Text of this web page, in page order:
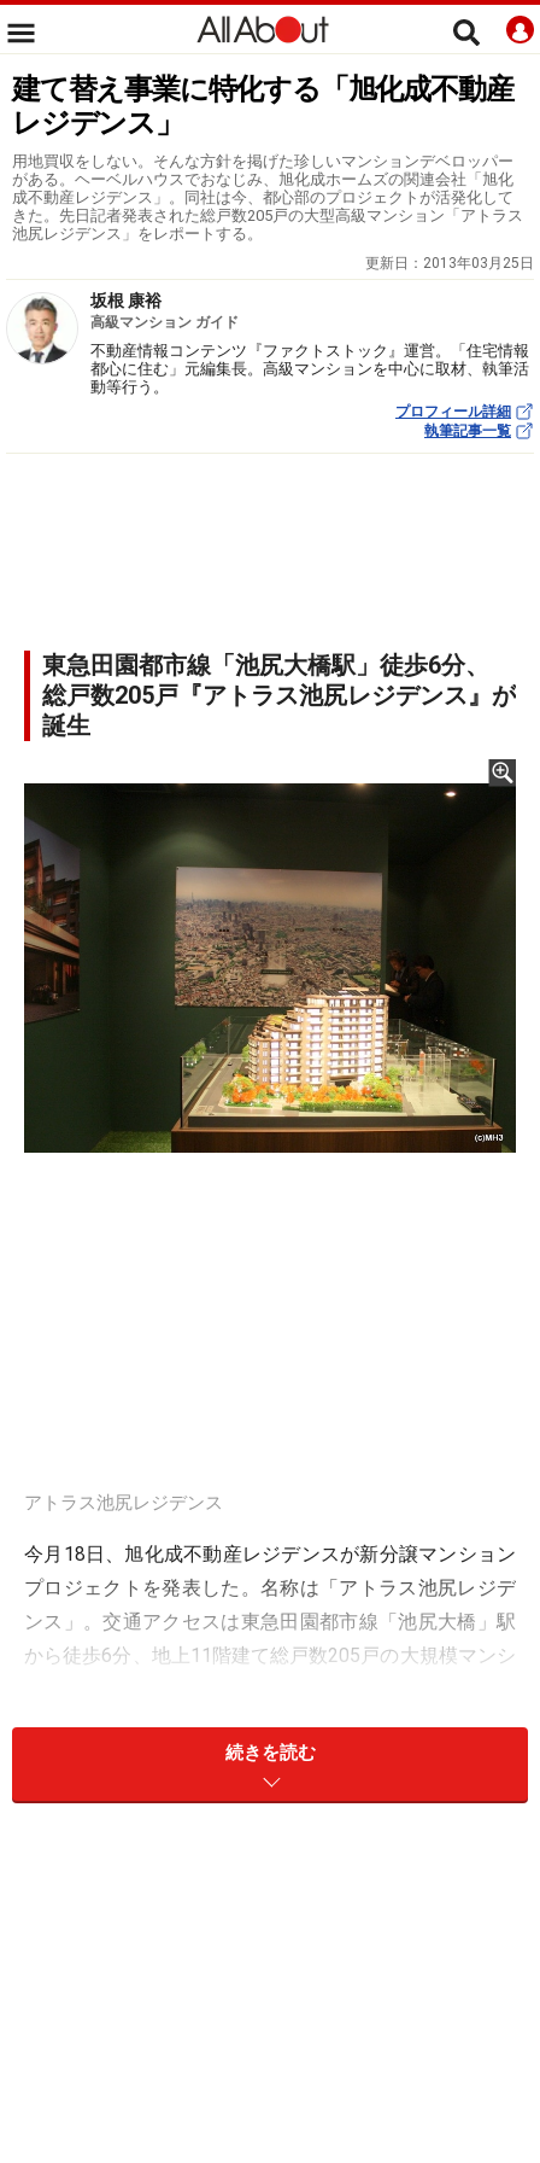
建て替え事業に特化する「旭化成不動産
レジデンス」
用地買収をしない。そんな方針を掲げた珍しいマンションデベロッパー
がある。ヘーベルハウスでおなじみ、旭化成ホームズの関連会社「旭化
成不動産レジデンス」。同社は今、都心部のプロジェクトが活発化して
きた。先日記者発表された総戸数205戸の大型高級マンション「アトラス
池尻レジデンス」をレポートする。
更新日： 2013年03月25日
坂根 康裕
高級マンション ガイド
不動産情報コンテンツ『ファクトストック』運営。「住宅情報
都心に住む」元編集長。高級マンションを中心に取材、執筆活
動等行う。
プロフィール詳細
執筆記事一覧
東急田園都市線「池尻大橋駅」徒歩6分、
総戸数205戸『アトラス池尻レジデンス』が
誕生
アトラス池尻レジデンス
今月18日、旭化成不動産レジデンスが新分譲マンション
プロジェクトを発表した。名称は「アトラス池尻レジデ
ンス」。交通アクセスは東急田園都市線「池尻大橋」駅
から徒歩6分、地上11階建て総戸数205戸の大規模マンシ
現地は、池尻大橋駅と三宿（信号）の間。246号線（上
には首都高3号線）から少し住宅街に入った立地だ。渋
続きを読む